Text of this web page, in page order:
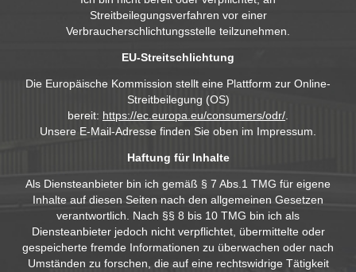
Streitbeilegungsverfahren vor einer
Verbraucherschlichtungsstelle teilzunehmen.
EU-Streitschlichtung
Die Europäische Kommission stellt eine Plattform zur Online-
Streitbeilegung (OS)
bereit: https://ec.europa.eu/consumers/odr/
Unsere E-Mail-Adresse finden Sie oben im Impressum.
Haftung für Inhalte
Als Diensteanbieter bin ich gemäß § 7 Abs.1 TMG für eigene
Inhalte auf diesen Seiten nach den allgemeinen Gesetzen
verantwortlich. Nach §§ 8 bis 10 TMG bin ich als
Diensteanbieter jedoch nicht verpflichtet, übermittelte oder
gespeicherte fremde Informationen zu überwachen oder nach
Umständen zu forschen, die auf eine rechtswidrige Tätigkeit